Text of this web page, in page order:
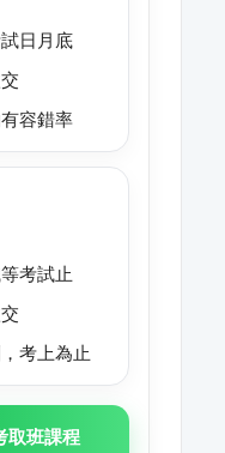
日月底
容錯率
考試止
考上為止
取班課程